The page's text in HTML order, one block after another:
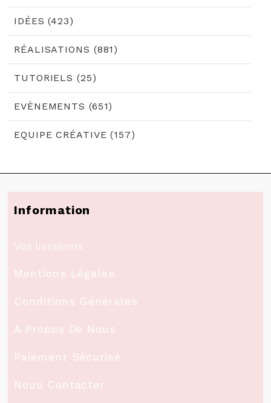
IDÉES (423)
RÉALISATIONS (881)
TUTORIELS (25)
EVÈNEMENTS (651)
EQUIPE CRÉATIVE (157)
Information
Vos livraisons
Mentions Légales
Conditions Générales
A Propos De Nous
Paiement Sécurisé
Nous Contacter